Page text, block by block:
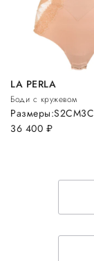
LA PERLA
Боди с кружевом
36 400 руб.
Размеры:S2CM3C